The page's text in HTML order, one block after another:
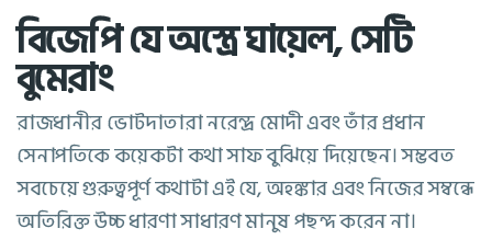
বিজেপি যে অস্ত্রে ঘায়েল, সেটি
বুমেরাং
রাজধানীর ভোটদাতারা নরেন্দ্র মোদী এবং তাঁর প্রধান
সেনাপতিকে কয়েকটা কথা সাফ বুঝিয়ে দিয়েছেন। সম্ভবত
সবচেয়ে গুরুত্বপূর্ণ কথাটা এই যে, অহঙ্কার এবং নিজের সম্বন্ধে
অতিরিক্ত উচ্চ ধারণা সাধারণ মানুষ পছন্দ করেন না।